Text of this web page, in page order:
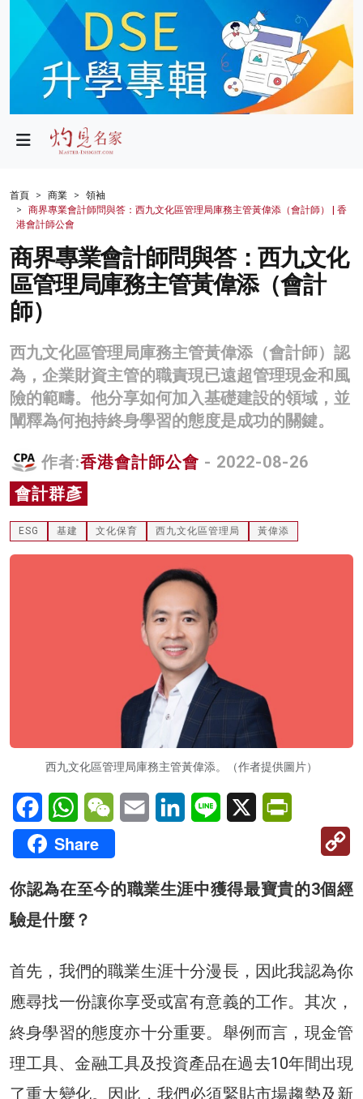
政局
財經
生活
健康
商業
科技
影片
名家榜
灼見活動
關於我們
首頁 商業
領袖
商界專業會計師問與答：西九文化區管理局庫務主管黃偉添（會計師） | 香
港會計師公會
商界專業會計師問與答：西九文化
區管理局庫務主管黃偉添（會計
師）
西九文化區管理局庫務主管黃偉添（會計師）認
為，企業財資主管的職責現已遠超管理現金和風
險的範疇。他分享如何加入基礎建設的領域，並
闡釋為何抱持終身學習的態度是成功的關鍵。
作者:香港會計師公會 - 2022-08-26
會計群彥
ESG 基建 文化保育 西九文化區管理局 黃偉添
西九文化區管理局庫務主管黃偉添。（作者提供圖片）
FacebookWhatsAppWeChatEmail LinkedInLine X
Share
你認為在至今的職業生涯中獲得最寶貴的3個經
驗是什麼？
首先，我們的職業生涯十分漫長，因此我認為你
應尋找一份讓你享受或富有意義的工作。其次，
終身學習的態度亦十分重要。舉例而言，現金管
理工具、金融工具及投資產品在過去10年間出現
了重大變化。因此，我們必須緊貼市場趨勢及新